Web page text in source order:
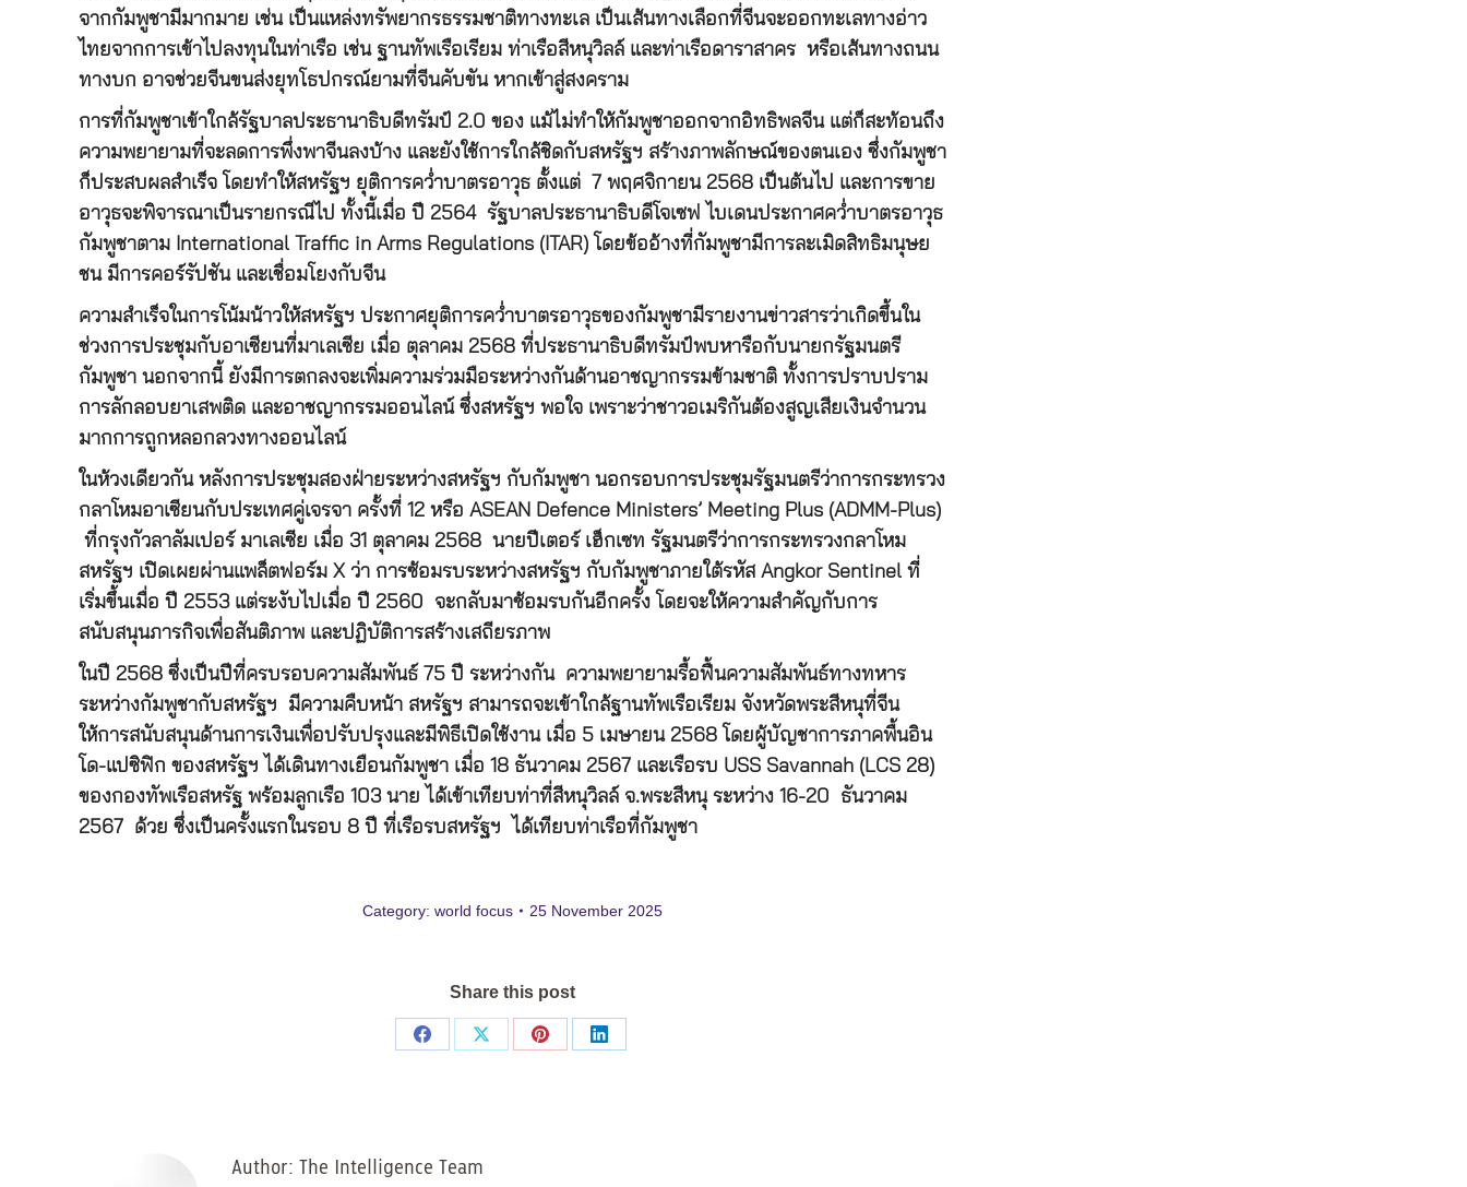
จากกัมพูชามีมากมาย เช่น เป็นแหล่งทรัพยากรธรรมชาติทางทะเล เป็นเส้นทางเลือกที่จีนจะออกทะเลทางอ่าว
ไทยจากการเข้าไปลงทุนในท่าเรือ เช่น ฐานทัพเรือเรียม ท่าเรือสีหนุวิลล์ และท่าเรือดาราสาคร หรือเส้นทางถนน
ทางบก อาจช่วยจีนขนส่งยุทโธปกรณ์ยามที่จีนคับขัน หากเข้าสู่สงคราม
การที่กัมพูชาเข้าใกล้รัฐบาลประธานาธิบดีทรัมป์ 2.0 ของ แม้ไม่ทำให้กัมพูชาออกจากอิทธิพลจีน แต่ก็สะท้อนถึง
ความพยายามที่จะลดการพึ่งพาจีนลงบ้าง และยังใช้การใกล้ชิดกับสหรัฐฯ สร้างภาพลักษณ์ของตนเอง ซึ่งกัมพูชา
ก็ประสบผลสำเร็จ โดยทำให้สหรัฐฯ ยุติการคว่ำบาตรอาวุธ ตั้งแต่ 7 พฤศจิกายน 2568 เป็นต้นไป และการขาย
อาวุธจะพิจารณาเป็นรายกรณีไป ทั้งนี้เมื่อ ปี 2564 รัฐบาลประธานาธิบดีโจเซฟ ไบเดนประกาศคว่ำบาตรอาวุธ
กัมพูชาตาม International Traffic in Arms Regulations (ITAR) โดยข้ออ้างที่กัมพูชามีการละเมิดสิทธิมนุษย
ชน มีการคอร์รัปชัน และเชื่อมโยงกับจีน
ความสำเร็จในการโน้มน้าวให้สหรัฐฯ ประกาศยุติการคว่ำบาตรอาวุธของกัมพูชามีรายงานข่าวสารว่าเกิดขึ้นใน
ช่วงการประชุมกับอาเซียนที่มาเลเซีย เมื่อ ตุลาคม 2568 ที่ประธานาธิบดีทรัมป์พบหารือกับนายกรัฐมนตรี
กัมพูชา นอกจากนี้ ยังมีการตกลงจะเพิ่มความร่วมมือระหว่างกันด้านอาชญากรรมข้ามชาติ ทั้งการปราบปราม
การลักลอบยาเสพติด และอาชญากรรมออนไลน์ ซึ่งสหรัฐฯ พอใจ เพราะว่าชาวอเมริกันต้องสูญเสียเงินจำนวน
มากการถูกหลอกลวงทางออนไลน์
ในห้วงเดียวกัน หลังการประชุมสองฝ่ายระหว่างสหรัฐฯ กับกัมพูชา นอกรอบการประชุมรัฐมนตรีว่าการกระทรวง
กลาโหมอาเซียนกับประเทศคู่เจรจา ครั้งที่ 12 หรือ ASEAN Defence Ministers’ Meeting Plus (ADMM-Plus)
ที่กรุงกัวลาลัมเปอร์ มาเลเซีย เมื่อ 31 ตุลาคม 2568 นายปีเตอร์ เฮ็กเซท รัฐมนตรีว่าการกระทรวงกลาโหม
สหรัฐฯ เปิดเผยผ่านแพล็ตฟอร์ม X ว่า การซ้อมรบระหว่างสหรัฐฯ กับกัมพูชาภายใต้รหัส Angkor Sentinel ที่
เริ่มขึ้นเมื่อ ปี 2553 แต่ระงับไปเมื่อ ปี 2560 จะกลับมาซ้อมรบกันอีกครั้ง โดยจะให้ความสำคัญกับการ
สนับสนุนภารกิจเพื่อสันติภาพ และปฏิบัติการสร้างเสถียรภาพ
ในปี 2568 ซึ่งเป็นปีที่ครบรอบความสัมพันธ์ 75 ปี ระหว่างกัน ความพยายามรื้อฟื้นความสัมพันธ์ทางทหาร
ระหว่างกัมพูชากับสหรัฐฯ มีความคืบหน้า สหรัฐฯ สามารถจะเข้าใกล้ฐานทัพเรือเรียม จังหวัดพระสีหนุที่จีน
ให้การสนับสนุนด้านการเงินเพื่อปรับปรุงและมีพิธีเปิดใช้งาน เมื่อ 5 เมษายน 2568 โดยผู้บัญชาการภาคพื้นอิน
โด-แปซิฟิก ของสหรัฐฯ ได้เดินทางเยือนกัมพูชา เมื่อ 18 ธันวาคม 2567 และเรือรบ USS Savannah (LCS 28)
ของกองทัพเรือสหรัฐ พร้อมลูกเรือ 103 นาย ได้เข้าเทียบท่าที่สีหนุวิลล์ จ.พระสีหนุ ระหว่าง 16-20 ธันวาคม
2567 ด้วย ซึ่งเป็นครั้งแรกในรอบ 8 ปี ที่เรือรบสหรัฐฯ ได้เทียบท่าเรือที่กัมพูชา
Category: world focus 25 November 2025
Share this post
Share
Share
Share
Share
Author: The Intelligence Team